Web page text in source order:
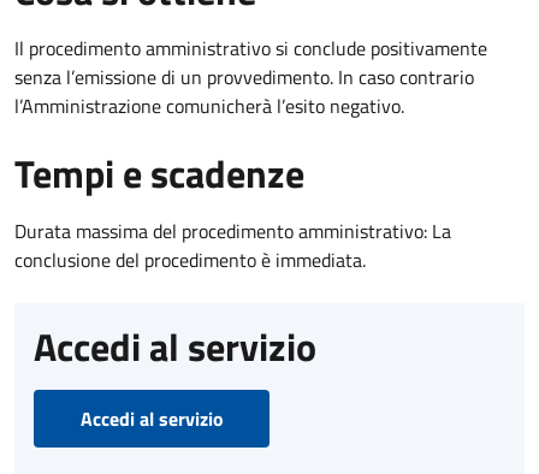
Il procedimento amministrativo si conclude positivamente
senza l’emissione di un provvedimento. In caso contrario
l’Amministrazione comunicherà l’esito negativo.
Tempi e scadenze
Durata massima del procedimento amministrativo: La
conclusione del procedimento è immediata.
Accedi al servizio
Accedi al servizio